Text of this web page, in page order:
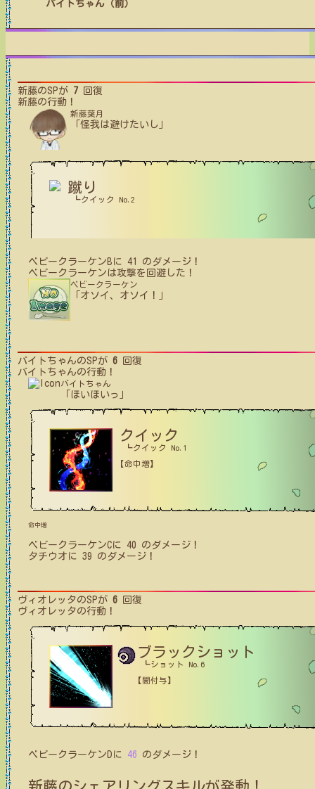
バイトちゃん（前）
新藤のSPが 7 回復
新藤の行動！
新藤葉月
「怪我は避けたいし」
蹴り
┗クイック No.2
ベビークラーケンB に 41
のダメージ！
ベビークラーケンは攻撃を回避した！
ベビークラーケン
「オソイ、オソイ！」
バイトちゃんのSPが 6 回復
バイトちゃんの行動！
バイトちゃん
「ほいほいっ」
クイック
┗クイック No.1
【命中増】
命中増
ベビークラーケンCに 40 のダメージ！
タチウオ に 39 のダメージ！
ヴィオレッタのSPが 6 回復
ヴィオレッタの行動！
ブラックショット
┗ショット No.6
【闇付与】
ベビークラーケンD に 46 のダメージ！